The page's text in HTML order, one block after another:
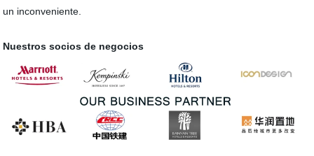
un inconveniente.
Nuestros socios de negocios